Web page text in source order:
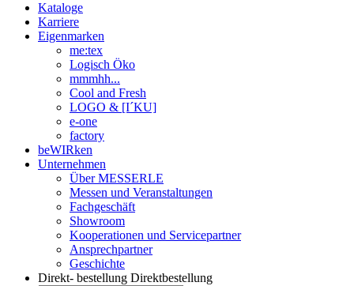
Kataloge
Karriere
Eigenmarken
me:tex
Logisch Öko
mmmhh...
Cool and Fresh
LOGO & [I´KU]
e-one
factory
beWIRken
Unternehmen
Über MESSERLE
Messen und Veranstaltungen
Fachgeschäft
Showroom
Kooperationen und Servicepartner
Ansprechpartner
Geschichte
Direkt- bestellung Direktbestellung